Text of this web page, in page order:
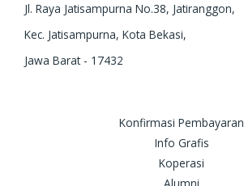
Jl. Raya Jatisampurna No.38, Jatiranggon,
Kec. Jatisampurna, Kota Bekasi,
Jawa Barat - 17432
Konfirmasi Pembayaran
Info Grafis
Koperasi
Alumni